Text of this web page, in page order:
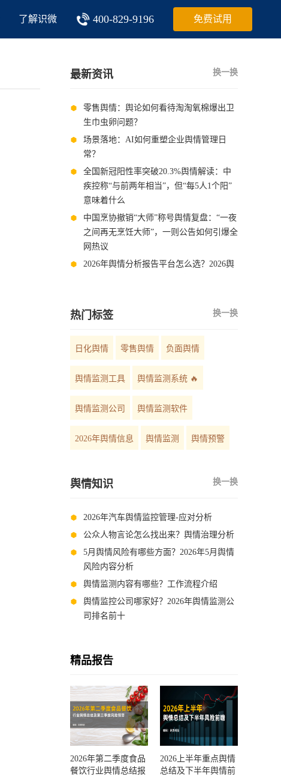
了解识微 400-829-9196 免费试用
最新资讯 换一换
零售舆情：舆论如何看待淘淘氧棉爆出卫
生巾虫卵问题？
场景落地：AI如何重塑企业舆情管理日
常？
全国新冠阳性率突破20.3%舆情解读：中
疾控称“与前两年相当”，但“每5人1个阳”
意味着什么
中国烹协撤销“大师”称号舆情复盘：“一夜
之间再无烹饪大师”，一则公告如何引爆全
网热议
2026年舆情分析报告平台怎么选？2026舆
热门标签 换一换
日化舆情 零售舆情 负面舆情
舆情监测工具 舆情监测系统 🔥
舆情监测公司 舆情监测软件
2026年舆情信息 舆情监测 舆情预警
舆情知识 换一换
2026年汽车舆情监控管理-应对分析
公众人物言论怎么找出来？舆情治理分析
5月舆情风险有哪些方面？2026年5月舆情
风险内容分析
舆情监测内容有哪些？工作流程介绍
舆情监控公司哪家好？2026年舆情监测公
司排名前十
精品报告
2026年第二季度食品
餐饮行业舆情总结报
2026上半年重点舆情
总结及下半年舆情前